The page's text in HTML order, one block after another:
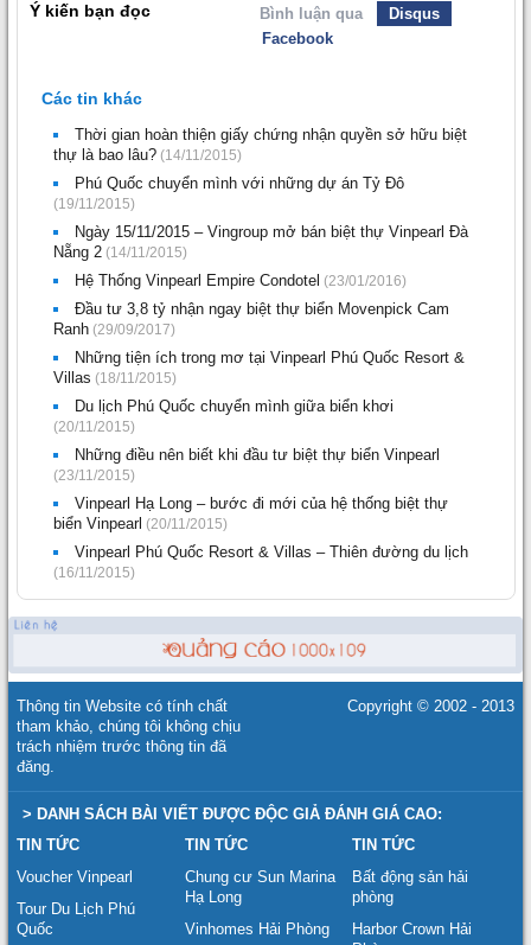
Ý kiến bạn đọc Bình luận qua
Disqus
Facebook
Các tin khác
Thời gian hoàn thiện giấy chứng nhận quyền sở hữu biệt
thự là bao lâu? (14/11/2015)
Phú Quốc chuyển mình với những dự án Tỷ Đô
(19/11/2015)
Ngày 15/11/2015 – Vingroup mở bán biệt thự Vinpearl Đà
Nẵng 2 (14/11/2015)
Hệ Thống Vinpearl Empire Condotel (23/01/2016)
Đầu tư 3,8 tỷ nhận ngay biệt thự biển Movenpick Cam
Ranh (29/09/2017)
Những tiện ích trong mơ tại Vinpearl Phú Quốc Resort &
Villas (18/11/2015)
Du lịch Phú Quốc chuyển mình giữa biển khơi
(20/11/2015)
Những điều nên biết khi đầu tư biệt thự biển Vinpearl
(23/11/2015)
Vinpearl Hạ Long – bước đi mới của hệ thống biệt thự
biển Vinpearl (20/11/2015)
Vinpearl Phú Quốc Resort & Villas – Thiên đường du lịch
(16/11/2015)
Thông tin Website có tính chất
tham khảo, chúng tôi không chịu
trách nhiệm trước thông tin đã
đăng.
Copyright © 2002 - 2013
> DANH SÁCH BÀI VIẾT ĐƯỢC ĐỘC GIẢ ĐÁNH GIÁ CAO:
TIN TỨC
Voucher Vinpearl
Tour Du Lịch Phú
Quốc
TIN TỨC
Chung cư Sun Marina
Hạ Long
Vinhomes Hải Phòng
TIN TỨC
Bất động sản hải
phòng
Harbor Crown Hải